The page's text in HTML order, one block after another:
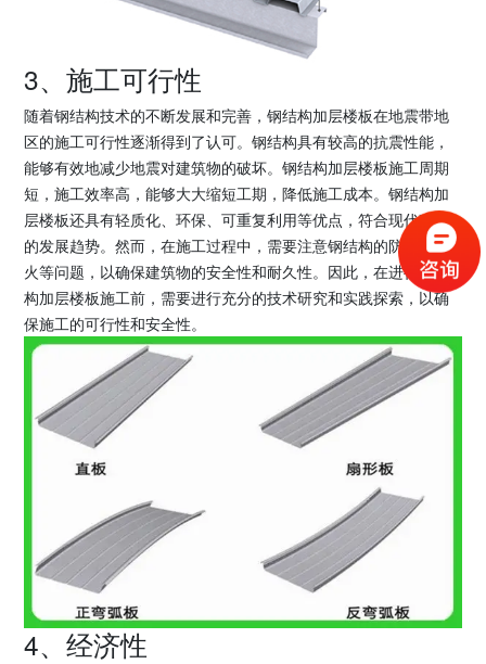
3、施工可行性
随着钢结构技术的不断发展和完善，钢结构加层楼板在地震带地
区的施工可行性逐渐得到了认可。钢结构具有较高的抗震性能，
能够有效地减少地震对建筑物的破坏。钢结构加层楼板施工周期
短，施工效率高，能够大大缩短工期，降低施工成本。钢结构加
层楼板还具有轻质化、环保、可重复利用等优点，符合现代建筑
的发展趋势。然而，在施工过程中，需要注意钢结构的防腐、防
火等问题，以确保建筑物的安全性和耐久性。因此，在进行钢结
构加层楼板施工前，需要进行充分的技术研究和实践探索，以确
保施工的可行性和安全性。
4、经济性